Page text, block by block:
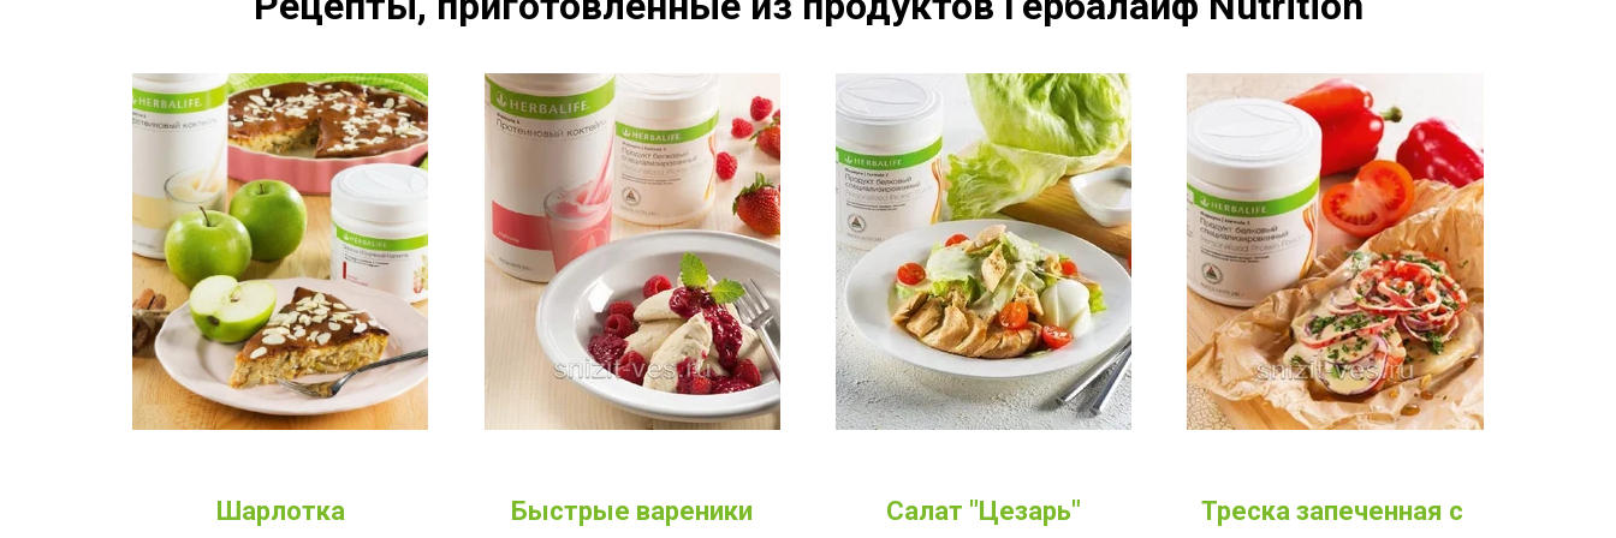
Шарлотка Быстрые вареники Салат "Цезарь"
Треска запеченная с